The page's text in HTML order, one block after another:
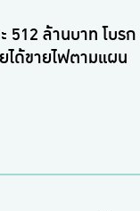
512 ล้านบาท โบรก
ได้ขายไฟตามแผน